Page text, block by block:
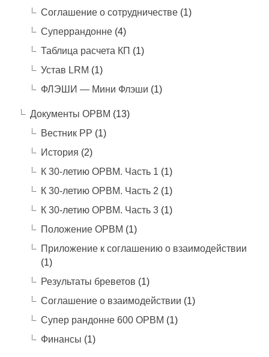
Соглашение о сотрудничестве(1)
Суперрандонне(4)
Таблица расчета КП (1)
Устав LRM (1)
ФЛЭШИ — Мини Флэши (1)
Документы ОРВМ (13)
Вестник РР (1)
История (2)
К 30-летию ОРВМ. Часть 1 (1)
К 30-летию ОРВМ. Часть 2 (1)
К 30-летию ОРВМ. Часть 3(1)
Положение ОРВМ (1)
Приложение к соглашению о взаимодействии
(1)
Результаты бреветов (1)
Соглашение о взаимодействии (1)
Супер рандонне 600 ОРВМ (1)
Финансы (1)